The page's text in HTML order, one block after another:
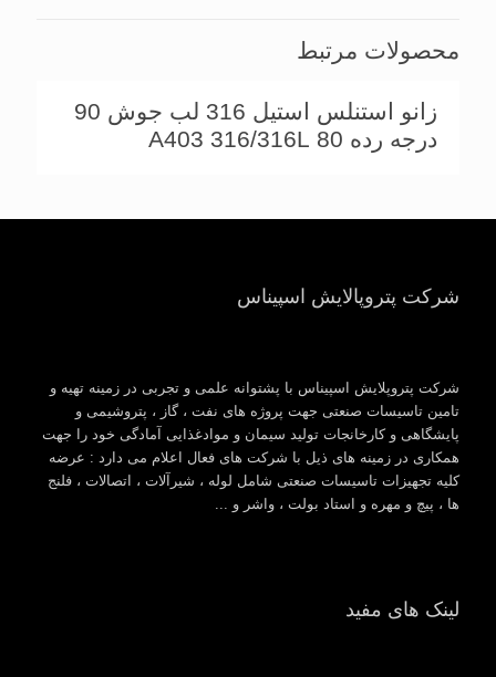
محصولات مرتبط
زانو استنلس استیل 316 لب جوش 90
درجه رده 80 A403 316/316L
شرکت پتروپالایش اسپیناس
شرکت پتروپلایش اسپیناس با پشتوانه علمی و تجربی در زمینه تهیه و
تامین تاسیسات صنعتی جهت پروژه های نفت ، گاز ، پتروشیمی و
پایشگاهی و کارخانجات تولید سیمان و موادغذایی آمادگی خود را جهت
همکاری در زمینه های ذیل با شرکت های فعال اعلام می دارد : عرضه
کلیه تجهیزات تاسیسات صنعتی شامل لوله ، شیرآلات ، اتصالات ، فلنج
ها ، پیچ و مهره و استاد بولت ، واشر و ...
لینک های مفید